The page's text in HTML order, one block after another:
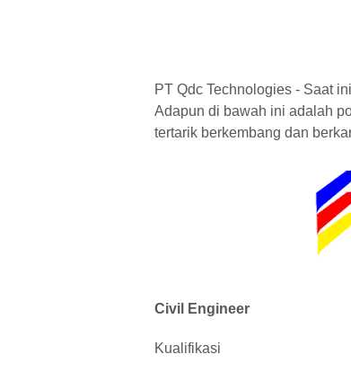
PT Qdc Technologies - Saat
Adapun di bawah ini adalah
tertarik berkembang dan
Civil Engineer
Kualifikasi